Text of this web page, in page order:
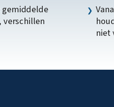
gemiddelde
niet